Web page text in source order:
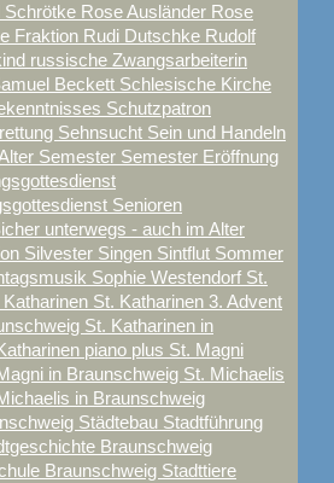
Schrötke Rose Ausländer Rose
Fraktion Rudi Dutschke Rudolf
russische Zwangsarbeiterin
Beckett Schlesische Kirche
Schutzpatron
Sehnsucht Sein und Handeln
Semester Semester Eröffnung
Senioren
unterwegs - auch im Alter
Silvester Singen Sintflut Sommer
Sophie Westendorf St.
Katharinen St. Katharinen 3. Advent
St. Katharinen in
piano plus St. Magni
in Braunschweig St. Michaelis
in Braunschweig
Städtebau Stadtführung
Braunschweig
Braunschweig Stadttiere